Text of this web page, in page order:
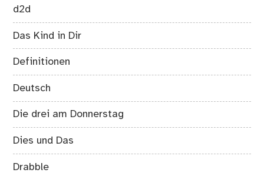
d2d
Das Kind in Dir
Definitionen
Deutsch
Die drei am Donnerstag
Dies und Das
Drabble